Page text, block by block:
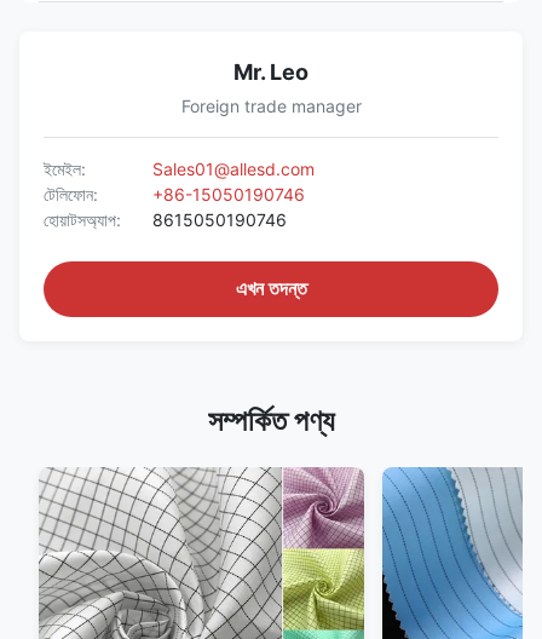
Mr. Leo
Foreign trade manager
ইমেইল:
Sales01@allesd.com
টেলিফোন:
+86-15050190746
হোয়াটসঅ্যাপ:
8615050190746
এখন তদন্ত
সম্পর্কিত পণ্য